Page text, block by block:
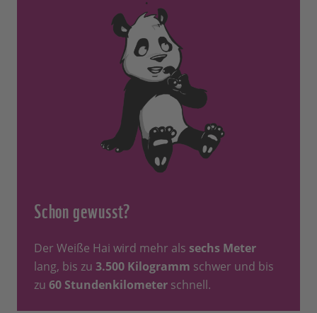
Schon gewusst?
Der Weiße Hai wird mehr als sechs Meter
lang, bis zu 3.500 Kilogramm schwer und bis
zu 60 Stundenkilometer schnell.